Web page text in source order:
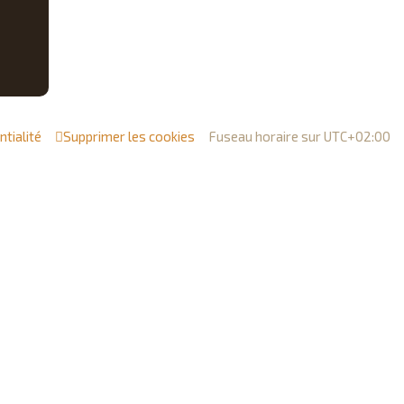
Fuseau horaire surUTC+02:00
Supprimer les cookies